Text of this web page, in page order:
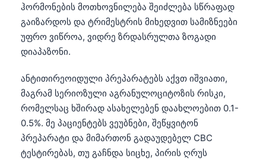
ჰორმონების მოთხოვნილება შეიძლება სწრაფად
გაიზარდოს და ტრიმესტრის მიხედვით სამიზნეები
უფრო ვიწროა, ვიდრე ზრდასრულთა ზოგადი
დიაპაზონი.
ანტითირეოიდული პრეპარატებს აქვთ იშვიათი,
მაგრამ სერიოზული აგრანულოციტოზის რისკი,
რომელსაც ხშირად ასახელებენ დაახლოებით 0.1-
0.5%. მე პაციენტებს ვეუბნები, შეწყვიტონ
პრეპარატი და მიმართონ გადაუდებელ CBC
ტესტირებას, თუ გაჩნდა სიცხე, პირის ღრუს
עִבְרִית
Italiano
Español
Português
Türkçe
Română
简体中文